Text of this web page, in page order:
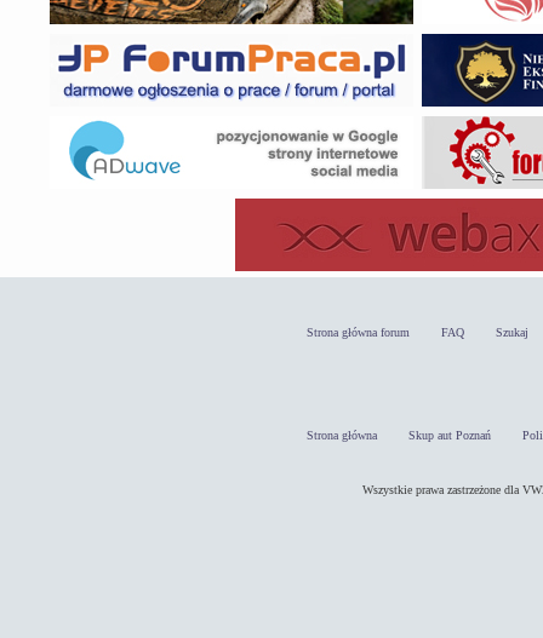
Strona główna forum FAQ Szukaj
Strona główna Skup aut Poznań
Wszystkie prawa zastrzeżone dla